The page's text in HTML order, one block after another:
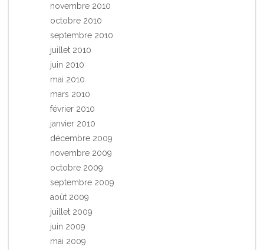
novembre 2010
octobre 2010
septembre 2010
juillet 2010
juin 2010
mai 2010
mars 2010
février 2010
janvier 2010
décembre 2009
novembre 2009
octobre 2009
septembre 2009
août 2009
juillet 2009
juin 2009
mai 2009